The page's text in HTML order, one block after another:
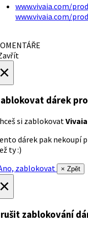
www.vivaia.com/
www.vivaia.com/
dárek
si zablokovat
dárek pak nekoupí
ty :)
zablokovat
× Zpět
zablokování